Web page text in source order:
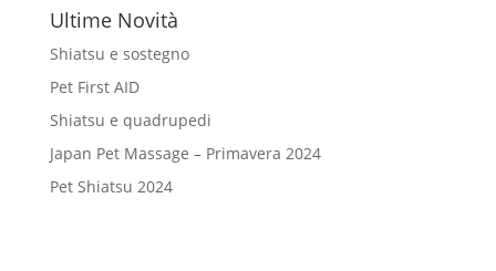
Ultime Novità
Shiatsu e sostegno
Pet First AID
Shiatsu e quadrupedi
Japan Pet Massage – Primavera 2024
Pet Shiatsu 2024